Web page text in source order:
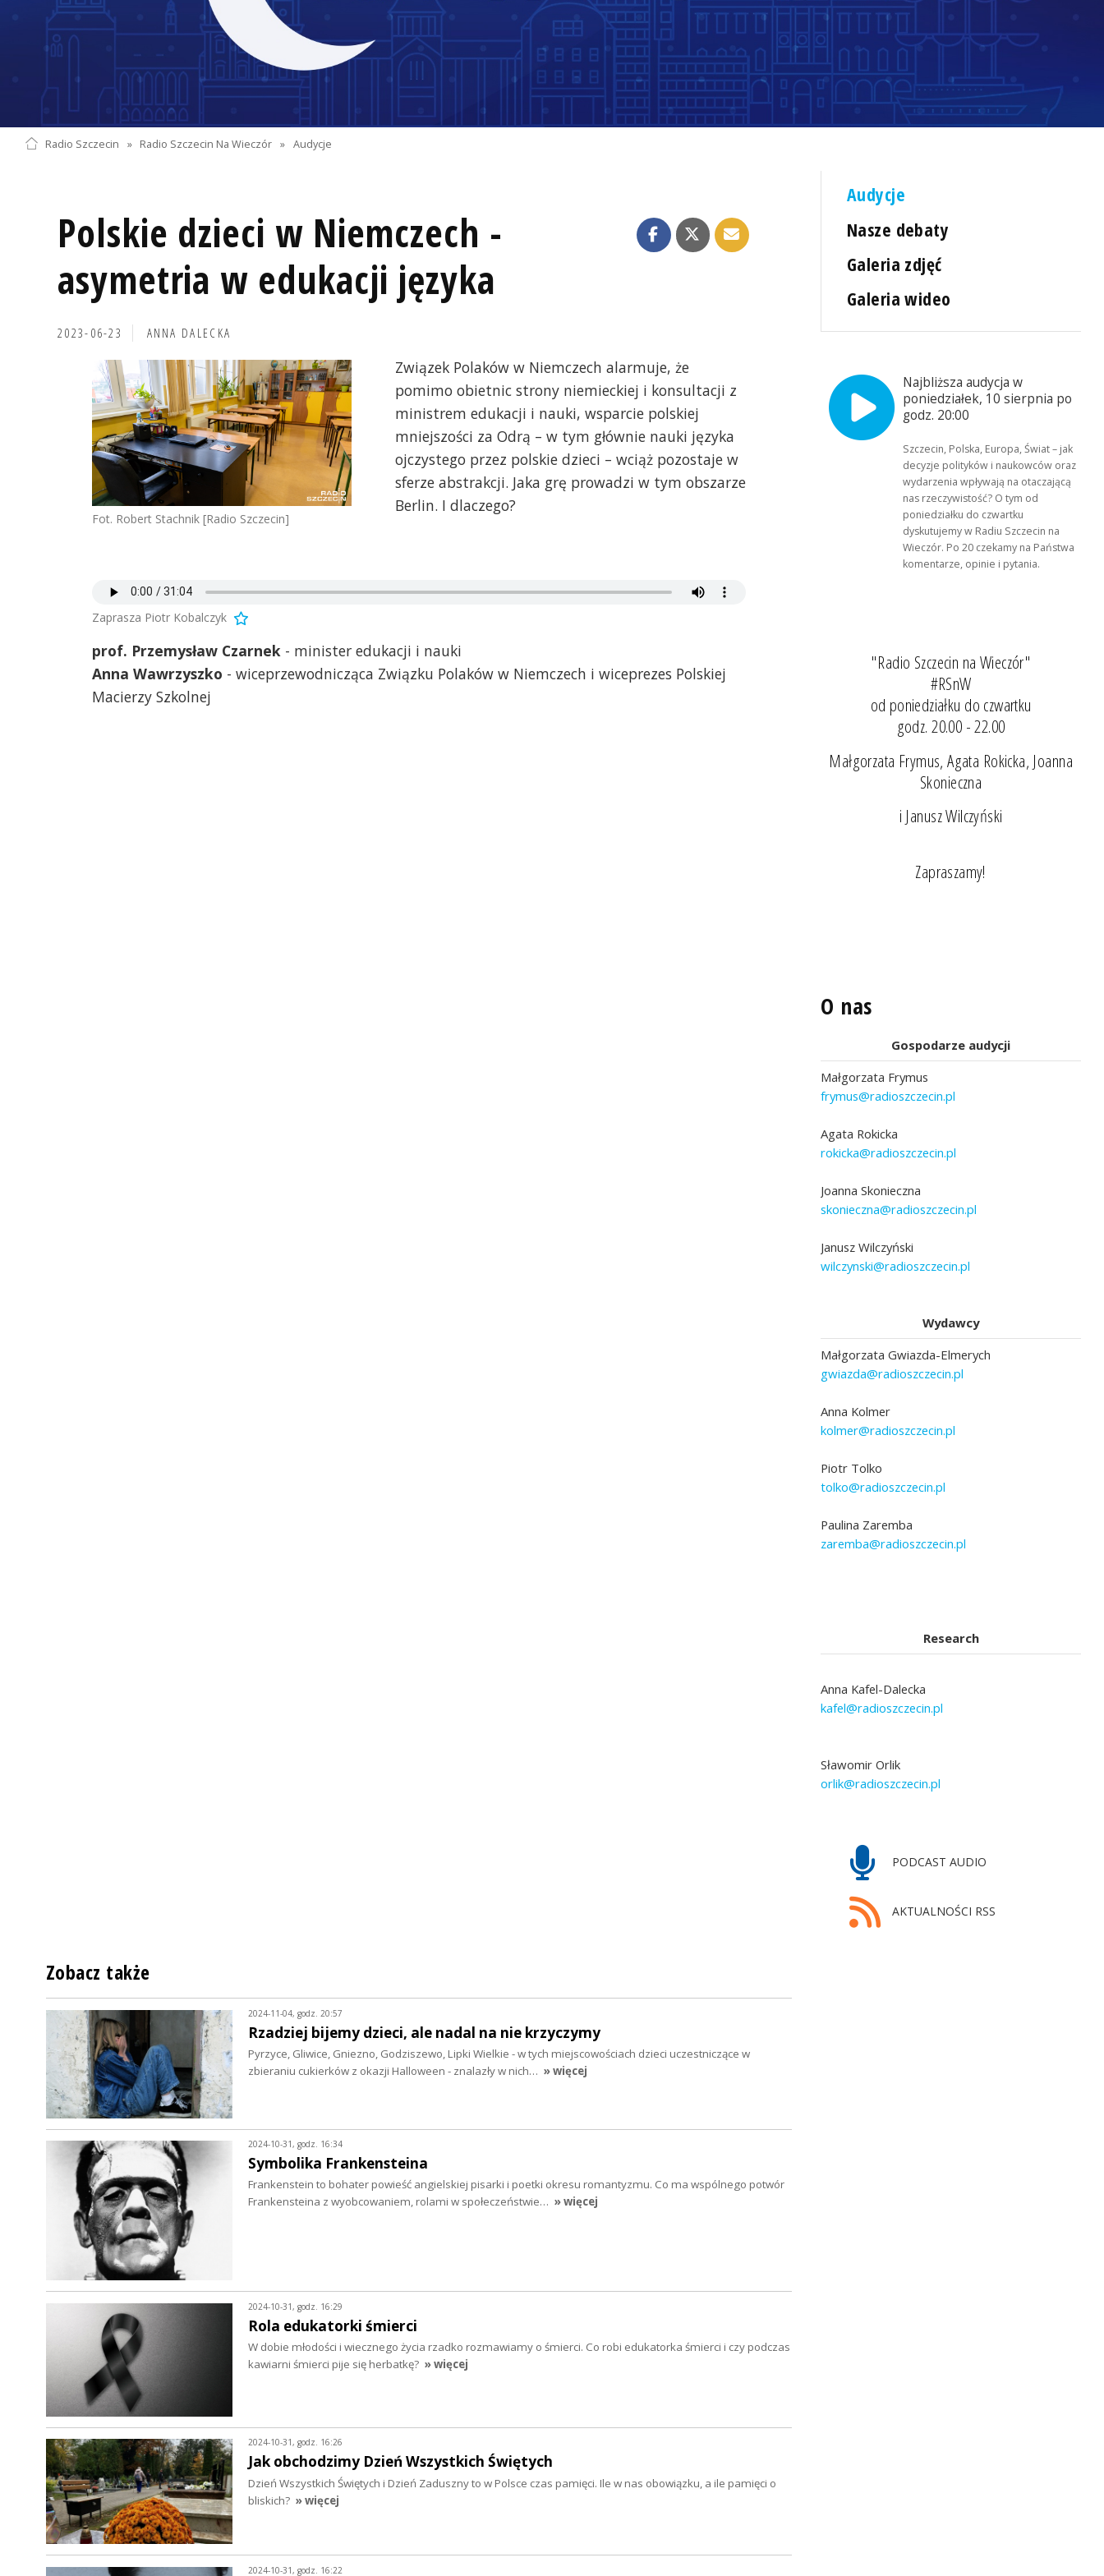
Radio Szczecin » Radio Szczecin Na Wieczór » Audycje
Polskie dzieci w Niemczech -
asymetria w edukacji języka
2023-06-23 ANNA DALECKA
Fot. Robert Stachnik [Radio Szczecin]
Związek Polaków w Niemczech alarmuje, że
pomimo obietnic strony niemieckiej i konsultacji z
ministrem edukacji i nauki, wsparcie polskiej
mniejszości za Odrą – w tym głównie nauki języka
ojczystego przez polskie dzieci – wciąż pozostaje w
sferze abstrakcji. Jaka grę prowadzi w tym obszarze
Berlin. I dlaczego?
Zaprasza Piotr Kobalczyk
prof. Przemysław Czarnek - minister edukacji i nauki
Anna Wawrzyszko - wiceprzewodnicząca Związku Polaków w Niemczech i wiceprezes Polskiej
Macierzy Szkolnej
Audycje
Nasze debaty
Galeria zdjęć
Galeria wideo
Najbliższa audycja w
poniedziałek, 10 sierpnia po
godz. 20:00
Szczecin, Polska, Europa, Świat – jak
decyzje polityków i naukowców oraz
wydarzenia wpływają na otaczającą
nas rzeczywistość? O tym od
poniedziałku do czwartku
dyskutujemy w Radiu Szczecin na
Wieczór. Po 20 czekamy na Państwa
komentarze, opinie i pytania.
"Radio Szczecin na Wieczór"
#RSnW
od poniedziałku do czwartku
godz. 20.00 - 22.00
Małgorzata Frymus, Agata Rokicka, Joanna
Skonieczna
i Janusz Wilczyński
Zapraszamy!
O nas
Gospodarze audycji
Małgorzata Frymus
frymus@radioszczecin.pl
Agata Rokicka
rokicka@radioszczecin.pl
Joanna Skonieczna
skonieczna@radioszczecin.pl
Janusz Wilczyński
wilczynski@radioszczecin.pl
Wydawcy
Małgorzata Gwiazda-Elmerych
gwiazda@radioszczecin.pl
Anna Kolmer
kolmer@radioszczecin.pl
Piotr Tolko
tolko@radioszczecin.pl
Paulina Zaremba
zaremba@radioszczecin.pl
Research
Anna Kafel-Dalecka
kafel@radioszczecin.pl
Sławomir Orlik
orlik@radioszczecin.pl
PODCAST AUDIO
AKTUALNOŚCI RSS
Zobacz także
2024-11-04, godz. 20:57
Rzadziej bijemy dzieci, ale nadal na nie krzyczymy
Pyrzyce, Gliwice, Gniezno, Godziszewo, Lipki Wielkie - w tych miejscowościach dzieci uczestniczące w
zbieraniu cukierków z okazji Halloween - znalazły w nich… » więcej
2024-10-31, godz. 16:34
Symbolika Frankensteina
Frankenstein to bohater powieść angielskiej pisarki i poetki okresu romantyzmu. Co ma wspólnego potwór
Frankensteina z wyobcowaniem, rolami w społeczeństwie… » więcej
2024-10-31, godz. 16:29
Rola edukatorki śmierci
W dobie młodości i wiecznego życia rzadko rozmawiamy o śmierci. Co robi edukatorka śmierci i czy podczas
kawiarni śmierci pije się herbatkę? » więcej
2024-10-31, godz. 16:26
Jak obchodzimy Dzień Wszystkich Świętych
Dzień Wszystkich Świętych i Dzień Zaduszny to w Polsce czas pamięci. Ile w nas obowiązku, a ile pamięci o
bliskich? » więcej
2024-10-31, godz. 16:22